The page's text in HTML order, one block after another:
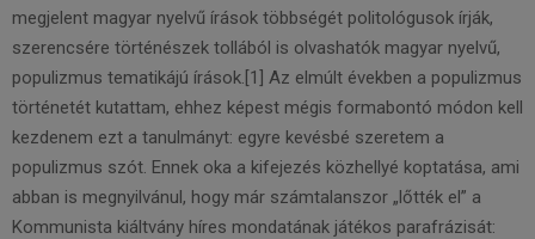
megjelent magyar nyelvű írások többségét politológusok írják,
szerencsére történészek tollából is olvashatók magyar nyelvű,
populizmus tematikájú írások.[1] Az elmúlt években a populizmus
történetét kutattam, ehhez képest mégis formabontó módon kell
kezdenem ezt a tanulmányt: egyre kevésbé szeretem a
populizmus szót. Ennek oka a kifejezés közhellyé koptatása, ami
abban is megnyilvánul, hogy már számtalanszor „lőtték el” a
Kommunista kiáltvány híres mondatának játékos parafrázisát: